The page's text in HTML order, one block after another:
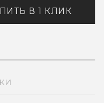
В 1 КЛИК